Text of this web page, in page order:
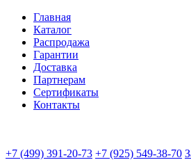
Главная
Каталог
Распродажа
Гарантии
Доставка
Партнерам
Сертификаты
Контакты
+7 (499) 391-20-73 +7 (925) 549-38-70